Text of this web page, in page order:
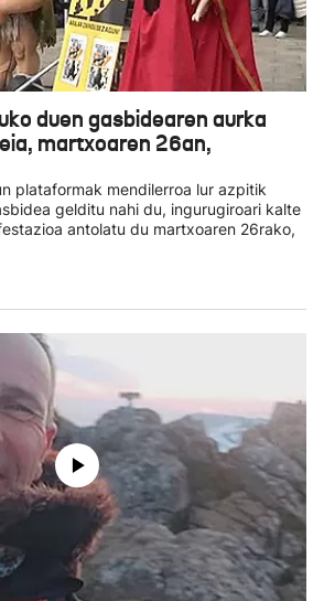
duen gasbidearen aurka
martxoaren 26an,
plataformak mendilerroa lur azpitik
gelditu nahi du, ingurugiroari kalte
antolatu du martxoaren 26rako,